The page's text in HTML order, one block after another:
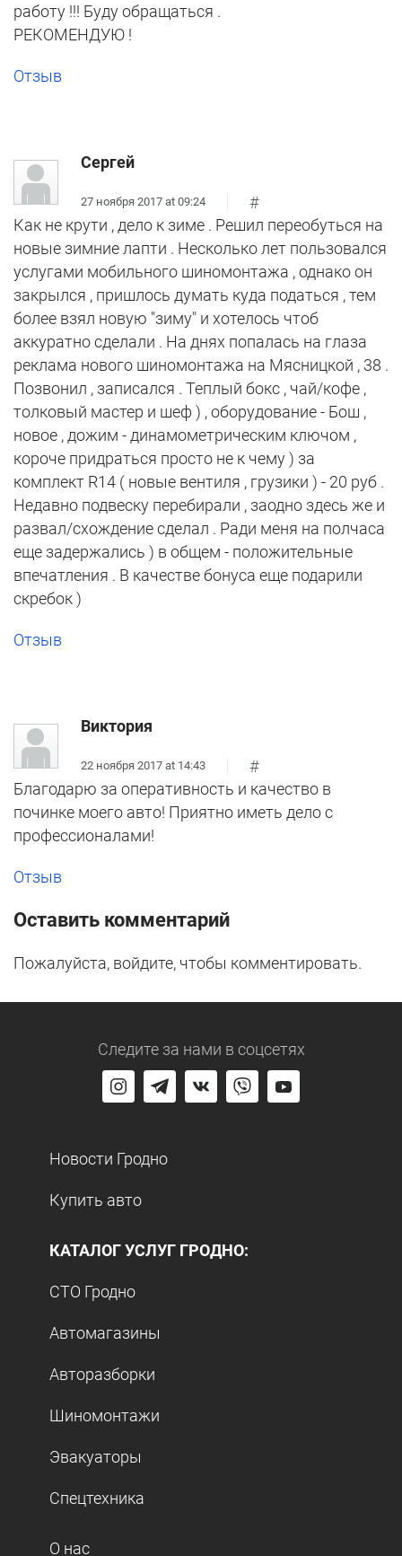
работу !!! Буду обращаться .
РЕКОМЕНДУЮ !
Отзыв
Сергей
27 ноября 2017 at 09:24
#
Как не крути , дело к зиме . Решил переобуться на
новые зимние лапти . Несколько лет пользовался
услугами мобильного шиномонтажа , однако он
закрылся , пришлось думать куда податься , тем
более взял новую "зиму" и хотелось чтоб
аккуратно сделали . На днях попалась на глаза
реклама нового шиномонтажа на Мясницкой , 38 .
Позвонил , записался . Теплый бокс , чай/кофе ,
толковый мастер и шеф ) , оборудование - Бош ,
новое , дожим - динамометрическим ключом ,
короче придраться просто не к чему ) за
комплект R14 ( новые вентиля , грузики ) - 20 руб .
Недавно подвеску перебирали , заодно здесь же и
развал/схождение сделал . Ради меня на полчаса
еще задержались ) в общем - положительные
впечатления . В качестве бонуса еще подарили
скребок )
Отзыв
Виктория
22 ноября 2017 at 14:43
#
Благодарю за оперативность и качество в
починке моего авто! Приятно иметь дело с
профессионалами!
Отзыв
Оставить комментарий
Пожалуйста, войдите, чтобы комментировать.
Следите за нами в соцсетях
Новости Гродно
Купить авто
КАТАЛОГ УСЛУГ ГРОДНО:
СТО Гродно
Автомагазины
Авторазборки
Шиномонтажи
Эвакуаторы
Спецтехника
О нас